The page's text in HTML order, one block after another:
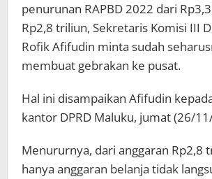
penurunan RAPBD 2022 dari
Rp2,8 triliun, Sekretaris Komisi III
Rofik Afifudin minta sudah
membuat gebrakan ke pusat.
Hal ini disampaikan Afifudin
kantor DPRD Maluku, jumat (26/
Menururnya, dari anggaran Rp2,8
hanya anggaran belanja tidak